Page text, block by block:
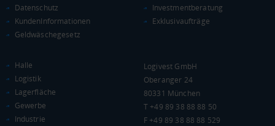
21.056 €
Deutschland
WIRTSCHAFTSKRAFT (STAND: 2018)
BRUTTOINLANDSPRODUKT
(LANDKREIS / KREISFREIE STADT)
Datenschutz
KundenInformationen
Geldwäschegesetz
Investmentberatung
Exklusivaufträge
Halle
Logistik
Lagerfläche
Gewerbe
Industrie
Logivest GmbH
Oberanger 24
80331 München
T +49 89 38 88 88 50
F +49 89 38 88 88 529